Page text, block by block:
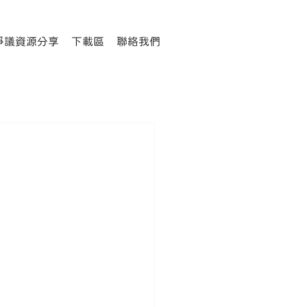
議資源分享 下載區 聯絡我們